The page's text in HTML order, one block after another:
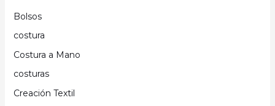
Bolsos
costura
Costura a Mano
costuras
Creación Textil